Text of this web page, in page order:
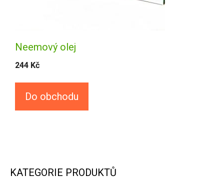
Neemový olej
244 Kč
Do obchodu
KATEGORIE PRODUKTŮ